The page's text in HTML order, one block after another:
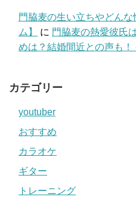
門脇麦の生い立ちやどん
ム】
に 門脇麦の熱愛彼氏
めは？結婚間近との声も！
カテゴリー
youtuber
おすすめ
カラオケ
ギター
トレーニング